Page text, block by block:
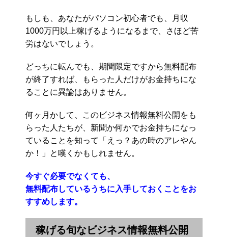
もしも、あなたがパソコン初心者でも、月収
1000万円以上稼げるようになるまで、さほど苦
労はないでしょう。
どっちに転んでも、期間限定ですから無料配布
が終了すれば、もらった人だけがお金持ちにな
ることに異論はありません。
何ヶ月かして、このビジネス情報無料公開をも
らった人たちが、新聞か何かでお金持ちになっ
ていることを知って「えっ？あの時のアレやん
か！」と嘆くかもしれません。
今すぐ必要でなくても、
無料配布しているうちに入手しておくことをお
すすめします。
稼げる旬なビジネス情報無料公開